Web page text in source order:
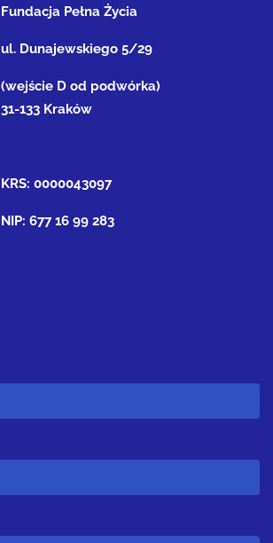
Fundacja Pełna Życia
ul. Dunajewskiego 5/29
(wejście D od podwórka)
31-133 Kraków
KRS: 0000043097
NIP: 677 16 99 283